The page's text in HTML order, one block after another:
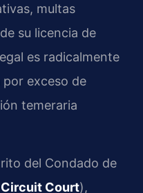
multas
su licencia de
es radicalmente
exceso de
temeraria
del Condado de
Court),